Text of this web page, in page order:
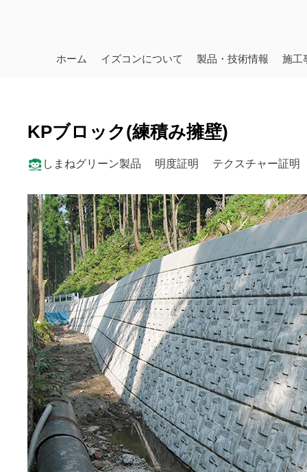
ホーム イズコンについて 製品・技術情報 施工
KPブロック(練積み擁壁)
しまねグリーン製品 明度証明 テクスチャー証明